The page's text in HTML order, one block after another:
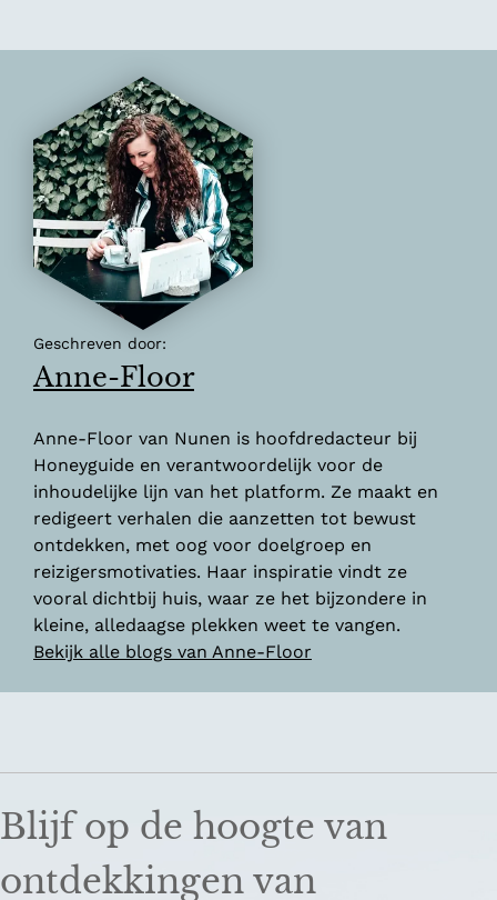
Geschreven door:
Anne-Floor
Anne-Floor van Nunen is hoofdredacteur bij
Honeyguide en verantwoordelijk voor de
inhoudelijke lijn van het platform. Ze maakt en
redigeert verhalen die aanzetten tot bewust
ontdekken, met oog voor doelgroep en
reizigersmotivaties. Haar inspiratie vindt ze
vooral dichtbij huis, waar ze het bijzondere in
kleine, alledaagse plekken weet te vangen.
Bekijk alle blogs van Anne-Floor
Blijf op de hoogte van
ontdekkingen van